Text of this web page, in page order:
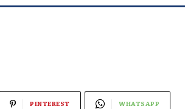
PINTEREST WHATSAPP